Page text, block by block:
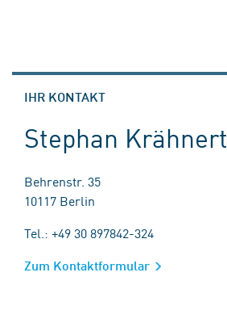
IHR KONTAKT
Stephan Krähnert
Behrenstr. 35
10117 Berlin
Tel.: +49 30 897842-324
Zum Kontaktformular